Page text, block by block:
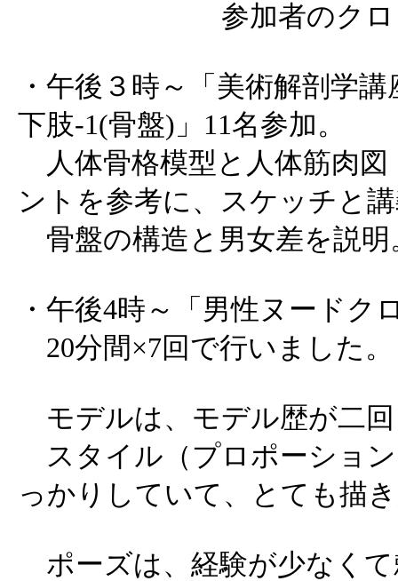
参加者のク
・午後３時～「美術解剖学
下肢-1(骨盤)」11名参加。
人体骨格模型と人体筋肉図
ントを参考に、スケッチと
骨盤の構造と男女差を説明
・午後4時～「男性ヌードク
20分間×7回で行いました。
モデルは、モデル歴が二
スタイル（プロポーショ
っかりしていて、とても描
ポーズは、経験が少なく